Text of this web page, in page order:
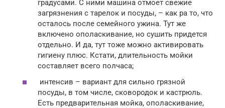
градусами. С ними машина отмоет свежие
загрязнения с тарелок и посуды, – как ра то, что
осталось после семейного ужина. Тут же
включено ополаскивание, но сушить придется
отдельно. И да, тут тоже можно активировать
гигиену плюс. Кстати, длительность мойки
составляет всего полчаса;
интенсив – вариант для сильно грязной
посуды, в том числе, сковородок и кастрюль.
Есть предварительная мойка, ополаскивание,